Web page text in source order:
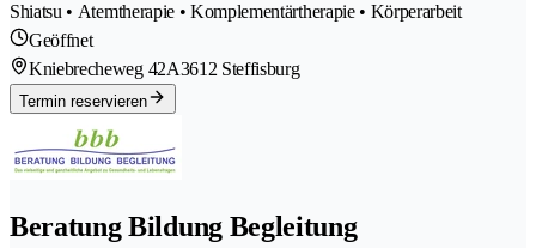
Shiatsu • Atemtherapie • Komplementärtherapie • Körperarbeit
Geöffnet
Kniebrecheweg 42A3612 Steffisburg
Termin reservieren
Beratung Bildung Begleitung